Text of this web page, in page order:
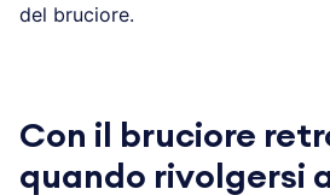
del bruciore.
Con il bruciore
quando rivolgersi